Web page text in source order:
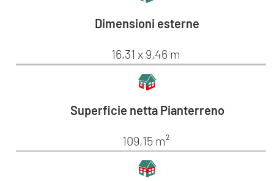
Dimensioni esterne
16,31 x 9,46 m
Superficie netta Pianterreno
109,15 m²